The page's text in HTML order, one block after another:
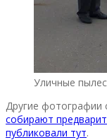
Уличные
Другие фотографии
собирают
публиковали тут.